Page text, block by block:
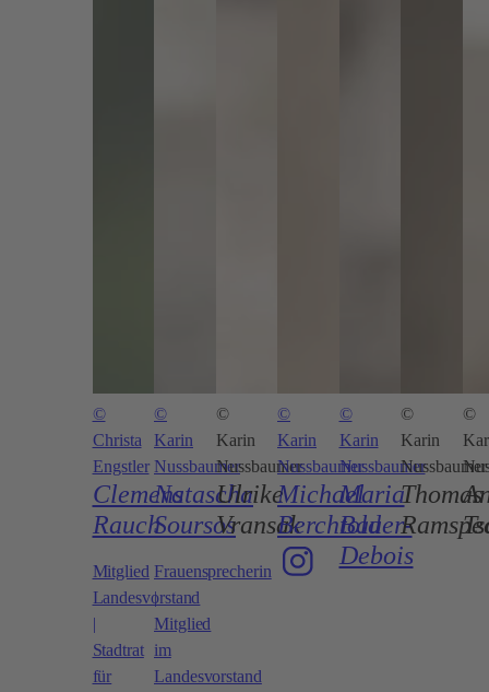
©
Christa
Engstler
Clemens
Rauch
Mitglied
Landesvorstand
|
Stadtrat
für
©
Karin
Nussbaumer
Natascha
Soursos
Frauensprecherin
|
Mitglied
im
Landesvorstand
©
Karin
Nussbaumer
Ulrike
Vransak
©
Karin
Nussbaumer
Michael
Berchtold
©
Karin
Nussbaumer
Maria
Bauer-
Debois
©
Karin
Nussbaumer
Thomas
©